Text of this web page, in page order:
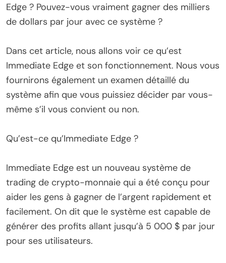
Edge ? Pouvez-vous vraiment gagner des milliers
de dollars par jour avec ce système ?
Dans cet article, nous allons voir ce qu’est
Immediate Edge et son fonctionnement. Nous vous
fournirons également un examen détaillé du
système afin que vous puissiez décider par vous-
même s’il vous convient ou non.
Qu’est-ce qu’Immediate Edge ?
Immediate Edge est un nouveau système de
trading de crypto-monnaie qui a été conçu pour
aider les gens à gagner de l’argent rapidement et
facilement. On dit que le système est capable de
générer des profits allant jusqu’à 5 000 $ par jour
pour ses utilisateurs.